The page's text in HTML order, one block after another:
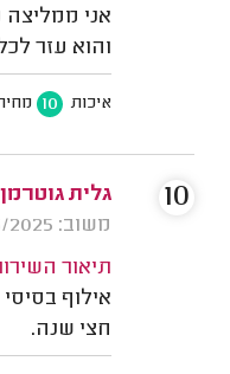
אני ממליצה
והוא עזר
איכות 10
גלית
משוב: 10/05/2025
תיאור
אילוף
חצי שנה.
10